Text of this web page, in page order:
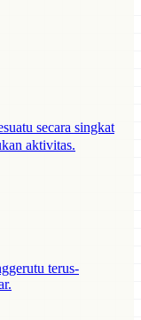
secara singkat
aktivitas.
terus-